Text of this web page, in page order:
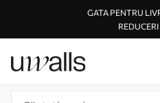
GATA PENTRU